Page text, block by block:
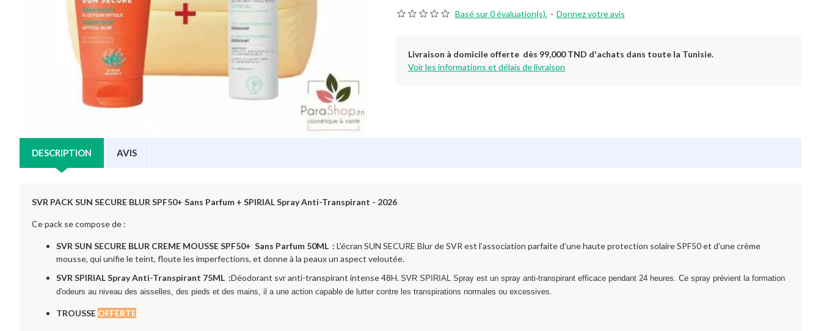
Basé sur 0 évaluation(s). - Donnez votre avis
Livraison à domicile offerte dès 99,000 TND d'achats dans toute la Tunisie.
Voir les informations et délais de livraison
DESCRIPTION AVIS
SVR PACK SUN SECURE BLUR SPF50+ Sans Parfum + SPIRIAL Spray Anti-Transpirant - 2026
Ce pack se compose de :
SVR SUN SECURE BLUR CREME MOUSSE SPF50+ Sans Parfum 50ML : L'écran SUN SECURE Blur de SVR est l’association parfaite d’une haute protection solaire SPF50 et d’une crème
mousse, qui unifie le teint, floute les imperfections, et donne à la peaux un aspect veloutée.
SVR SPIRIAL Spray Anti-Transpirant 75ML :Déodorant svr anti-transpirant intense 48H. SVR SPIRIAL Spray est un spray anti-transpirant efficace pendant 24 heures. Ce spray prévient la formation
d'odeurs au niveau des aisselles, des pieds et des mains, il a une action capable de lutter contre les transpirations normales ou excessives.
TROUSSE OFFERTE